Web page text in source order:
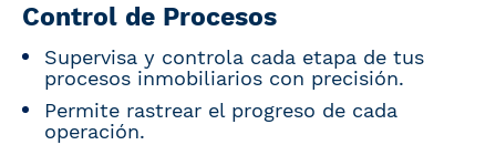
Control de Procesos
Supervisa y controla cada etapa de tus
procesos inmobiliarios con precisión.
Permite rastrear el progreso de cada
operación.